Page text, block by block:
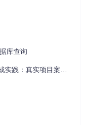
高效API的灵感。如
库查询
：真实项目案例分析